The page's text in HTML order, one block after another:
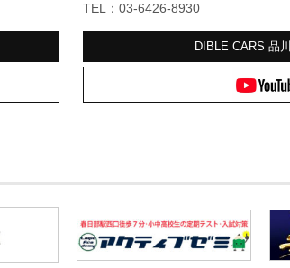
TEL：03-6426-8930
DIBLE CARS 品川